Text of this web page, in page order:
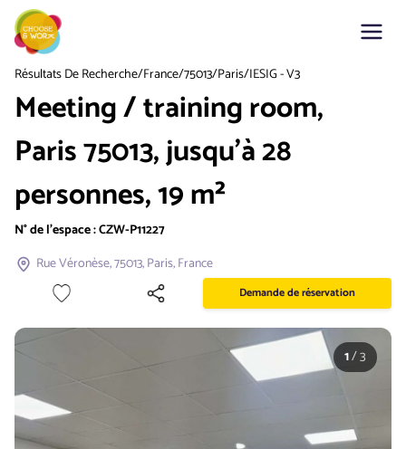
Résultats De Recherche/France/75013/Paris/IESIG - V3
Meeting / training room,
Paris 75013, jusqu'à 28
personnes, 19 m²
N° de l'espace :CZW-P11227
Rue Véronèse, 75013, Paris, France
Demande de réservation
1/3